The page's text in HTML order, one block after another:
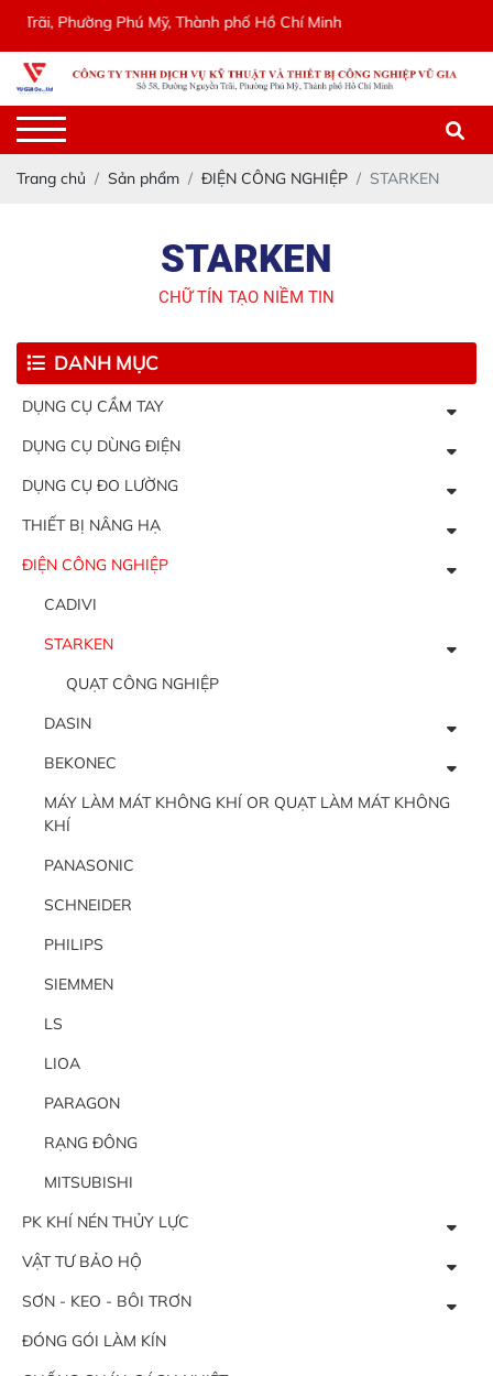
Phú Mỹ, Thành phố Hồ Chí Minh
Trang chủ Sản phẩm ĐIỆN CÔNG NGHIỆP STARKEN
STARKEN
CHỮ TÍN TẠO NIỀM TIN
DANH MỤC
DỤNG CỤ CẦM TAY
DỤNG CỤ DÙNG ĐIỆN
DỤNG CỤ ĐO LƯỜNG
THIẾT BỊ NÂNG HẠ
ĐIỆN CÔNG NGHIỆP
CADIVI
STARKEN
QUẠT CÔNG NGHIỆP
DASIN
BEKONEC
MÁY LÀM MÁT KHÔNG KHÍ OR QUẠT LÀM MÁT KHÔNG
KHÍ
PANASONIC
SCHNEIDER
PHILIPS
SIEMMEN
LS
LIOA
PARAGON
RẠNG ĐÔNG
MITSUBISHI
PK KHÍ NÉN THỦY LỰC
VẬT TƯ BẢO HỘ
SƠN - KEO - BÔI TRƠN
ĐÓNG GÓI LÀM KÍN